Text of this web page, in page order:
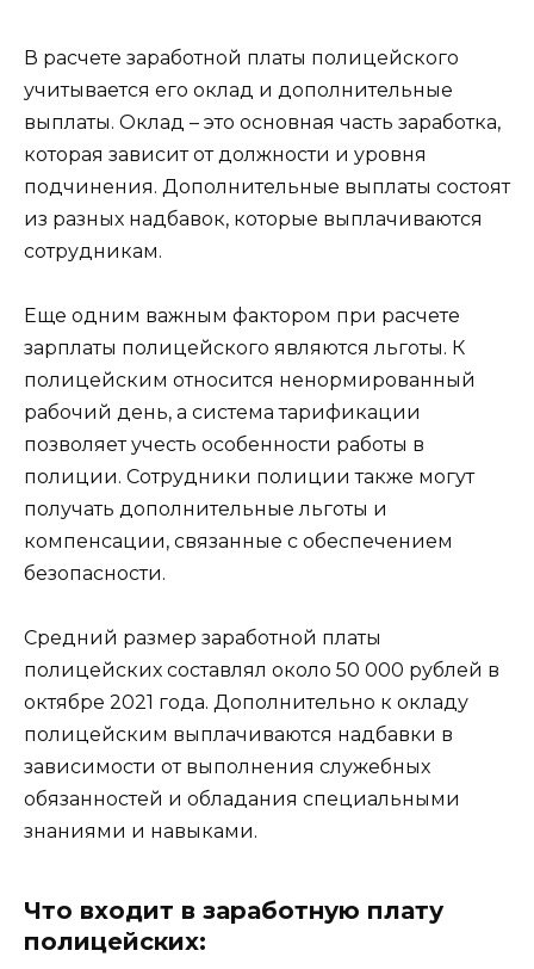
В расчете заработной платы полицейского
учитывается его оклад и дополнительные
выплаты. Оклад – это основная часть заработка,
которая зависит от должности и уровня
подчинения. Дополнительные выплаты состоят
из разных надбавок, которые выплачиваются
сотрудникам.
Еще одним важным фактором при расчете
зарплаты полицейского являются льготы. К
полицейским относится ненормированный
рабочий день, а система тарификации
позволяет учесть особенности работы в
полиции. Сотрудники полиции также могут
получать дополнительные льготы и
компенсации, связанные с обеспечением
безопасности.
Средний размер заработной платы
полицейских составлял около 50 000 рублей в
октябре 2021 года. Дополнительно к окладу
полицейским выплачиваются надбавки в
зависимости от выполнения служебных
обязанностей и обладания специальными
знаниями и навыками.
Что входит в заработную плату
полицейских: